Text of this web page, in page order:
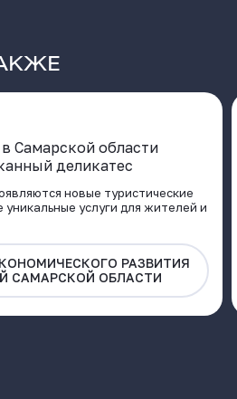
Самарской области
деликатес
новые туристические
услуги для жителей и
РАЗВИТИЯ
САМАРСКОЙ ОБЛАСТИ